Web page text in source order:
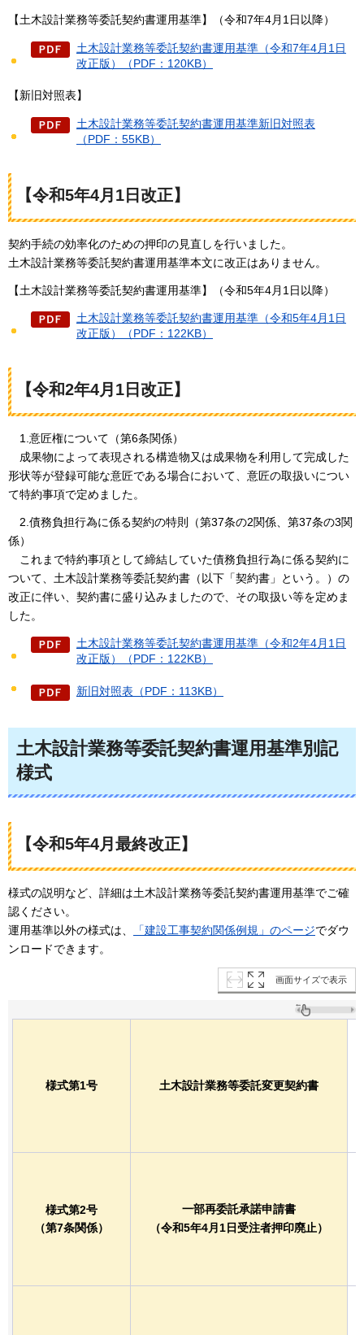
【土木設計業務等委託契約書運用基準】（令和7年4月1日以降）
土木設計業務等委託契約書運用基準（令和7年4月1日
改正版）（PDF：120KB）
【新旧対照表】
土木設計業務等委託契約書運用基準新旧対照表
（PDF：55KB）
【令和5年4月1日改正】
契約手続の効率化のための押印の見直しを行いました。
土木設計業務等委託契約書運用基準本文に改正はありません。
【土木設計業務等委託契約書運用基準】（令和5年4月1日以降）
土木設計業務等委託契約書運用基準（令和5年4月1日
改正版）（PDF：122KB）
【令和2年4月1日改正】
1.意匠権について（第6条関係）
成果物によって表現される構造物又は成果物を利用して完成した
形状等が登録可能な意匠である場合において、意匠の取扱いについ
て特約事項で定めました。
2.債務負担行為に係る契約の特則（第37条の2関係、第37条の3関
係）
これまで特約事項として締結していた債務負担行為に係る契約に
ついて、土木設計業務等委託契約書（以下「契約書」という。）の
改正に伴い、契約書に盛り込みましたので、その取扱い等を定めま
した。
土木設計業務等委託契約書運用基準（令和2年4月1日
改正版）（PDF：122KB）
新旧対照表（PDF：113KB）
土木設計業務等委託契約書運用基準別記
様式
【令和5年4月最終改正】
様式の説明など、詳細は土木設計業務等委託契約書運用基準でご確
認ください。
運用基準以外の様式は、
「建設工事契約関係例規」のページでダウ
ンロードできます。
画面サイズで表示
様式第1号 土木設計業務等委託変更契約書
様式第2号
（第7条関係）
一部再委託承諾申請書
（令和5年4月1日受注者押印廃止）